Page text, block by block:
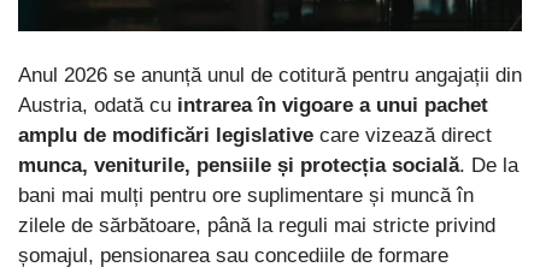
Anul 2026 se anunță unul de cotitură pentru angajații din
Austria, odată cu intrarea în vigoare a unui pachet
amplu de modificări legislative care vizează direct
munca, veniturile, pensiile și protecția socială. De la
bani mai mulți pentru ore suplimentare și muncă în
zilele de sărbătoare, până la reguli mai stricte privind
șomajul, pensionarea sau concediile de formare